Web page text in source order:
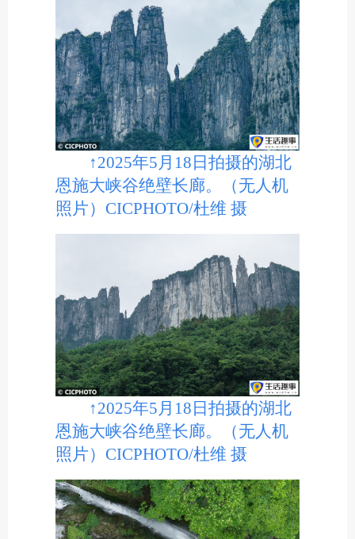
↑2025年5月18日拍摄的湖北
恩施大峡谷绝壁长廊。（无人机
照片）CICPHOTO/杜维 摄
↑2025年5月18日拍摄的湖北
恩施大峡谷绝壁长廊。（无人机
照片）CICPHOTO/杜维 摄